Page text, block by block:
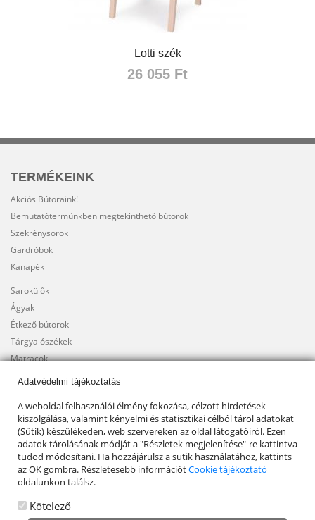
Lotti szék
26 055 Ft
TERMÉKEINK
Akciós Bútoraink!
Bemutatótermünkben megtekinthető bútorok
Szekrénysorok
Gardróbok
Kanapék
Sarokülők
Ágyak
Étkező bútorok
Tárgyalószékek
Matracok
Adatvédelmi tájékoztatás
A weboldal felhasználói élmény fokozása, célzott hirdetések
kiszolgálása, valamint kényelmi és statisztikai célból tárol adatokat
(Sütik) készülékeden, web szervereken az oldal látogatóiról. Ezen
adatok tárolásának módját a "Részletek megjelenítése"-re kattintva
tudod módosítani. Ha hozzájárulsz a sütik használatához, kattints
az OK gombra. Részletesebb információtCookie tájékoztató
oldalunkon találsz.
Kötelező